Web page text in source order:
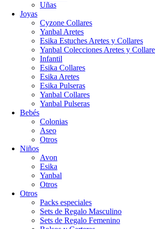
Uñas
Joyas
Cyzone Collares
Yanbal Aretes
Esika Estuches Aretes y Collares
Yanbal Colecciones Aretes y
Infantil
Esika Collares
Esika Aretes
Esika Pulseras
Yanbal Collares
Yanbal Pulseras
Bebés
Colonias
Aseo
Otros
Niños
Avon
Esika
Yanbal
Otros
Otros
Packs especiales
Sets de Regalo Masculino
Sets de Regalo Femenino